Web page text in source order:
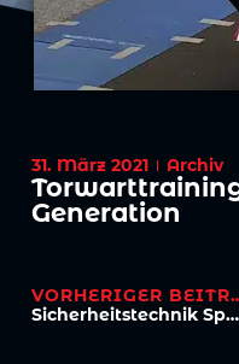
31. März 2021 Archiv
Generation
Sicherheitstechnik Spenner bleibt Partner der Viktoria